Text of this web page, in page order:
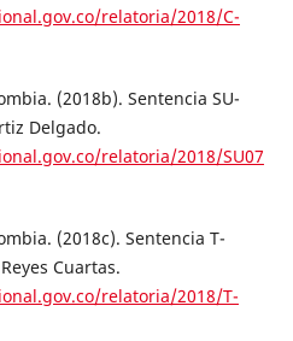
relatoria/2018/C-
(2018b). Sentencia SU-
Delgado.
relatoria/2018/SU07
(2018c). Sentencia T-
Cuartas.
relatoria/2018/T-